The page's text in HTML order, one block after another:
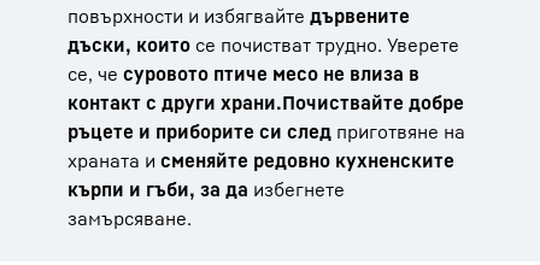
повърхности и избягвайте дървените
дъски, които се почистват трудно. Уверете
се, че суровото птиче месо не влиза в
контакт с други храни.Почиствайте добре
ръцете и приборите си след приготвяне на
храната и сменяйте редовно кухненските
кърпи и гъби, за да избегнете
замърсяване.